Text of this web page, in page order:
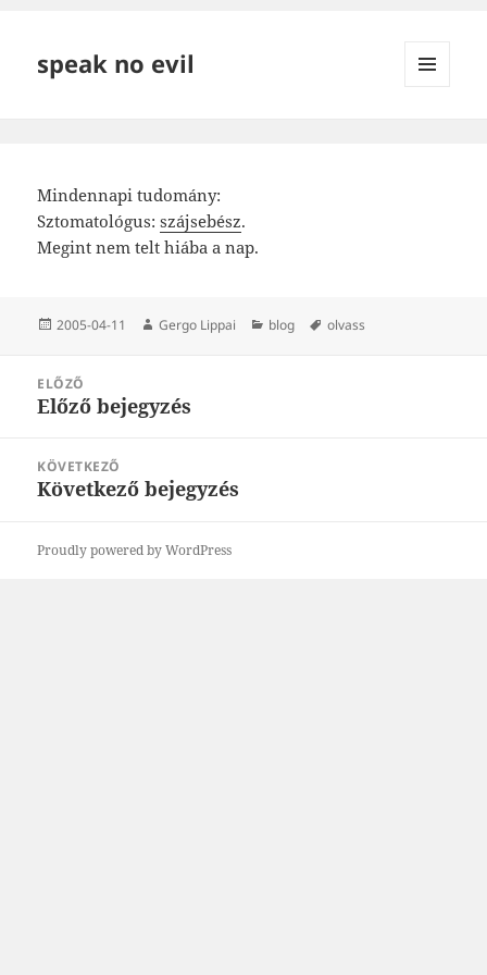
speak no evil
Mindennapi tudomány:
Sztomatológus:szájsebész.
Megint nem telt hiába a nap.
Közzétéve
2005-04-11 Szerző
Gergo Lippai Kategória
blog Címke
olvass
navigáció
ELŐZŐ
Korábbi
Előző bejegyzés
KÖVETKEZŐ
Következő
Következő bejegyzés
Proudly powered by WordPress